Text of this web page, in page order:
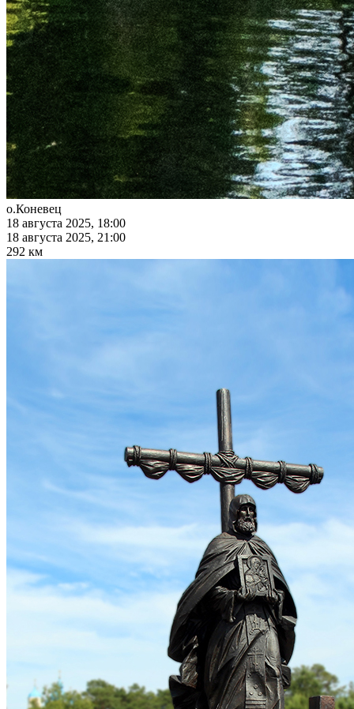
о.Коневец
18 августа 2025, 18:00
18 августа 2025, 21:00
292 км